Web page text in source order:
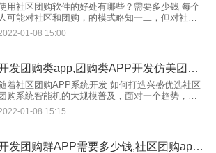
用社区团购软件的好处有哪些？需要多少钱 每个
人可能对社区和团购，的模式略知一二，但对社区
团购体系却知之甚少。事实上，如果没有社区和
购系统的协助，社区团购系统软件是门店在社区
01-08 15:00
开发团购类app,团购类APP开发仿美团APP制作
着社区团购APP系统开发 如何打造兴盛优选社区
购系统智能机的大规模普及，面对一个趋势，电
品牌的战场开始向这一平方英寸转移，其中APP
销是一个非常重要的手段。目前社区团购模式非
01-08 15:15
开发团购群APP需要多少钱,社区团购app开发需要什么